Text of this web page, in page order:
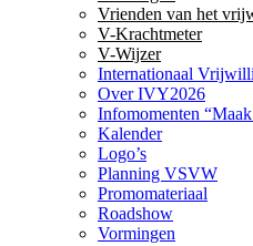
Vrienden van het
V-Krachtmeter
V-Wijzer
Internationaal
Over IVY2026
Infomomenten
Kalender
Logo’s
Planning VSVW
Promomateriaal
Roadshow
Vormingen